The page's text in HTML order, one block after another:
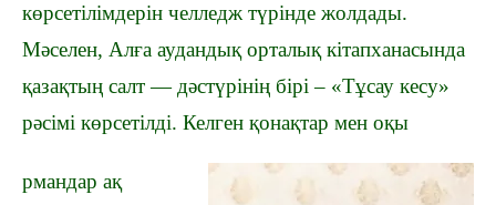
көрсетілімдерін челледж түрінде жолдады.
Мәселен, Алға аудандық орталық кітапханасында
қазақтың салт — дәстүрінің бірі – «Тұсау кесу»
рәсімі көрсетілді. Келген қонақтар мен оқы
рмандар ақ